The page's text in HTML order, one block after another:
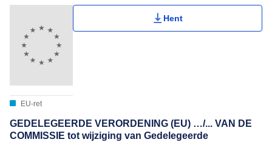
EU-ret
Hent
GEDELEGEERDE VERORDENING (EU) …/... VAN DE
COMMISSIE tot wijziging van Gedelegeerde